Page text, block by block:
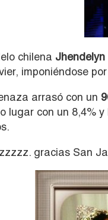
chilena Jhendelyn
imponiéndose
arrasó con un
lugar con un 8,4%
gracias San